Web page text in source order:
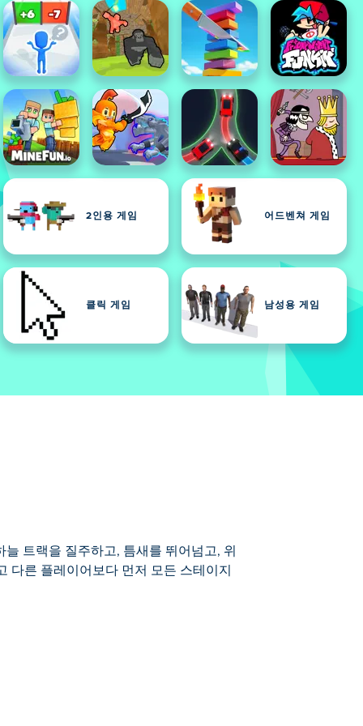
2인용 게임 어드벤쳐 게임
클릭 게임 남성용 게임
트랙을 질주하고, 틈새를 뛰어넘고, 위
다른 플레이어보다 먼저 모든 스테이지
, 뒤집기 등 다양한 스턴트로 가득한 모
플랫폼 게임인지 확인하세요. 또는 협